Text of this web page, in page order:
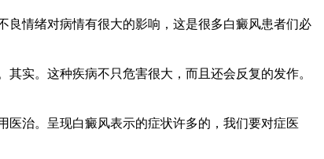
良情绪对病情有很大的影响，这是很多白癜风患者们必
实。这种疾病不只危害很大，而且还会反复的发作。
治。呈现白癜风表示的症状许多的，我们要对症医